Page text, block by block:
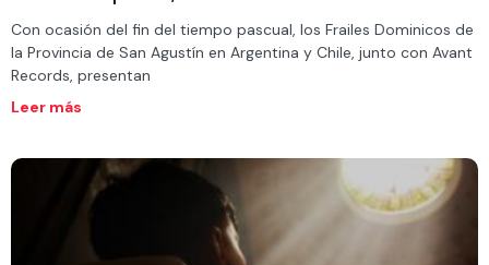
Con ocasión del fin del tiempo pascual, los Frailes Dominicos de
la Provincia de San Agustín en Argentina y Chile, junto con Avant
Records, presentan
Leer más